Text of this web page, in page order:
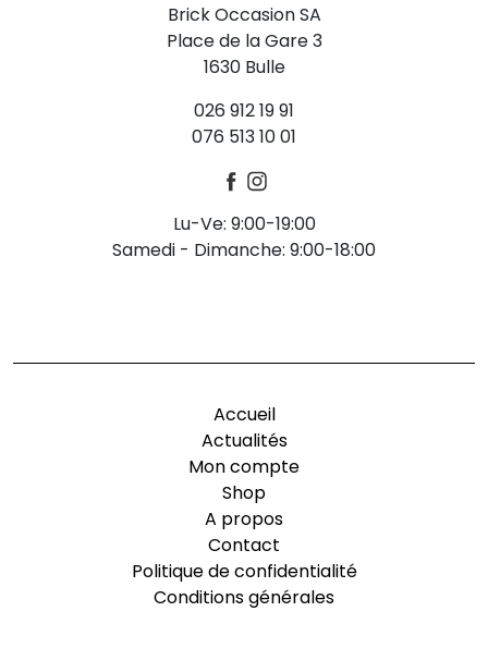
Brick Occasion SA
Place de la Gare 3
1630 Bulle
026 912 19 91
076 513 10 01
Lu-Ve: 9:00-19:00
Samedi - Dimanche: 9:00-18:00
Accueil
Actualités
Mon compte
Shop
A propos
Contact
Politique de confidentialité
Conditions générales